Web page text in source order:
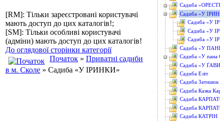
[RM]: Тільки зареєстровані користувачі
мають доступ до цих каталогів!;
[SM]: Тільки особливі користувачі
(адміни) мають доступ до цих каталогів!
До оглядової сторінки категорії
Початок » Приватні садиби
в м. Сколе » Садиба «У ІРИНКИ»
Садиба
Садиба «У
Садиба «У
Садиба «У
Садиба «У
Садиба «У
Садиба «У пана
Садиба «У
Садиба Еліт
Садиба Затишок
Садиба Казка
Садиба
Садиба
Садиба КАТРІН